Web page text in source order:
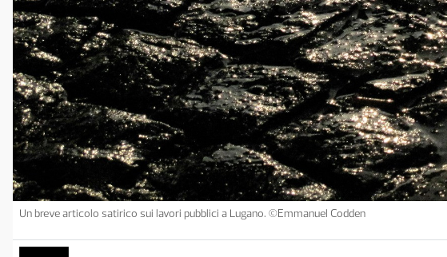
Un breve articolo satirico sui lavori pubblici a Lugano. ©Emmanuel Codden